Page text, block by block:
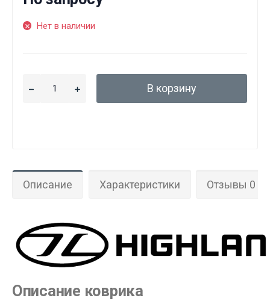
Нет в наличии
В корзину
Описание Характеристики Отзывы 0
Описание коврика